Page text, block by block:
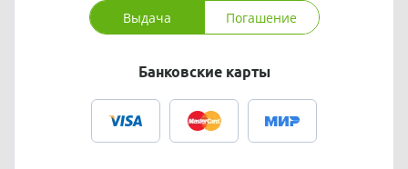
Выдача Погашение
Банковские карты